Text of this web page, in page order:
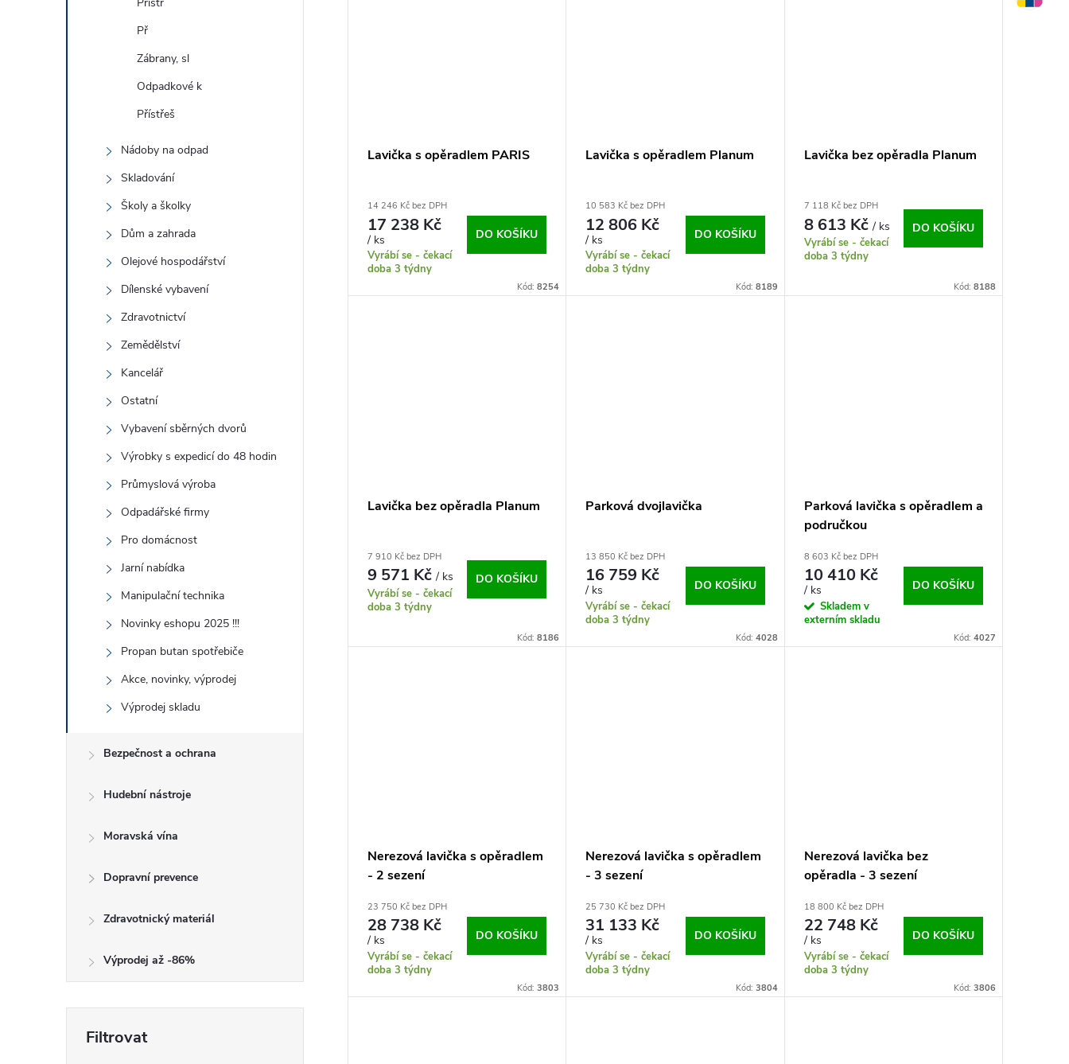
Př
Zábrany, sl
Odpadkové k
Přístřeš
Nádoby na odpad
Skladování
Školy a školky
Dům a zahrada
Olejové hospodářství
Dílenské vybavení
Zdravotnictví
Zemědělství
Kancelář
Ostatní
Vybavení sběrných dvorů
Výrobky s expedicí do 48 hodin
Průmyslová výroba
Odpadářské firmy
Pro domácnost
Jarní nabídka
Manipulační technika
Novinky eshopu 2025 !!!
Propan butan spotřebiče
Akce, novinky, výprodej
Výprodej skladu
Bezpečnost a ochrana
Hudební nástroje
Moravská vína
Dopravní prevence
Zdravotnický materiál
Výprodej až -86%
Lavička s opěradlem PARIS
14 246 Kč bez DPH
17 238 Kč
/ ks
Vyrábí se - čekací
doba 3 týdny
DO KOŠÍKU
Kód:8254
Lavička s opěradlem Planum
10 583 Kč bez DPH
12 806 Kč
/ ks
Vyrábí se - čekací
doba 3 týdny
DO KOŠÍKU
Kód: 8189
Lavička bez opěradla Planum
7 118 Kč bez DPH
8 613 Kč/ ks
Vyrábí se - čekací
doba 3 týdny
DO KOŠÍKU
Kód: 8188
Lavička bez opěradla Planum
7 910 Kč bez DPH
9 571 Kč/ ks
Vyrábí se - čekací
doba 3 týdny
DO KOŠÍKU
Kód:8186
Parková dvojlavička
13 850 Kč bez DPH
16 759 Kč
/ ks
Vyrábí se - čekací
doba 3 týdny
DO KOŠÍKU
Kód: 4028
Parková lavička s opěradlem a
područkou
8 603 Kč bez DPH
10 410 Kč
/ ks
Skladem v
externím skladu
DO KOŠÍKU
Kód: 4027
Nerezová lavička s opěradlem
- 2 sezení
23 750 Kč bez DPH
28 738 Kč
/ ks
Vyrábí se - čekací
doba 3 týdny
DO KOŠÍKU
Kód:3803
Nerezová lavička s opěradlem
- 3 sezení
25 730 Kč bez DPH
31 133 Kč
/ ks
Vyrábí se - čekací
doba 3 týdny
DO KOŠÍKU
Kód: 3804
Nerezová lavička bez
opěradla - 3 sezení
18 800 Kč bez DPH
22 748 Kč
/ ks
Vyrábí se - čekací
doba 3 týdny
DO KOŠÍKU
Kód: 3806